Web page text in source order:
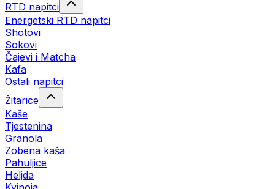
RTD napitci
Energetski RTD napitci
Shotovi
Sokovi
Čajevi i Matcha
Kafa
Ostali napitci
Žitarice
Kaše
Tjestenina
Granola
Zobena kaša
Pahuljice
Heljda